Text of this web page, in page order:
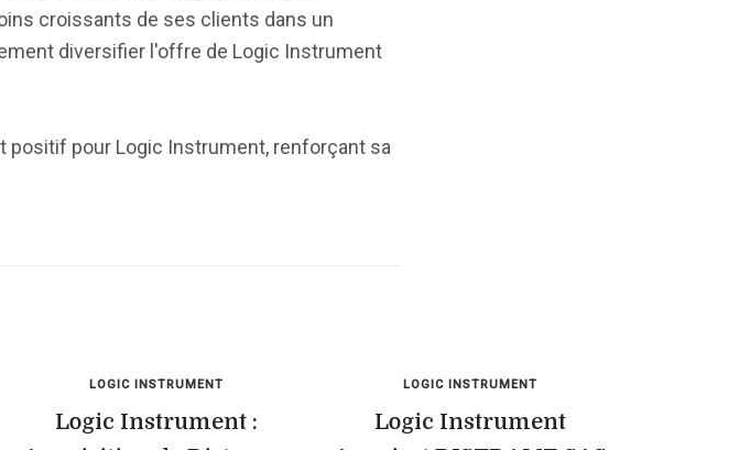
croissants de ses clients dans un
diversifier l'offre de Logic Instrument
positif pour Logic Instrument, renforçant sa
LOGIC INSTRUMENT
Logic Instrument :
LOGIC INSTRUMENT
Logic Instrument